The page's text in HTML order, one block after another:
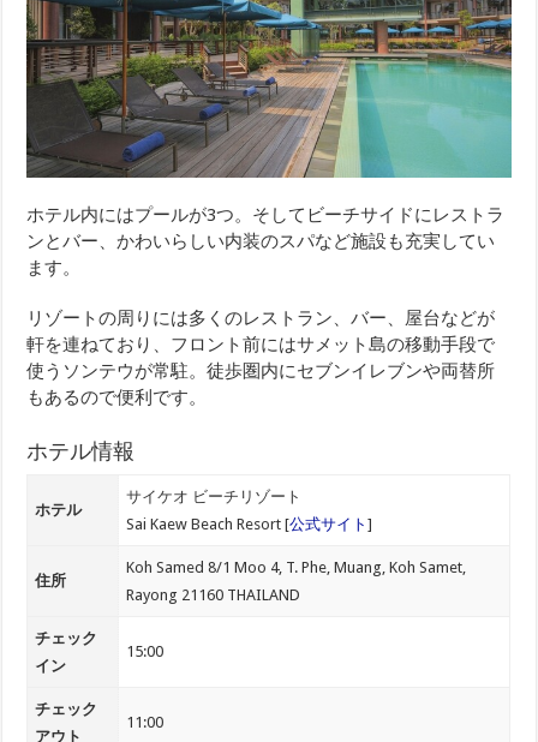
ホテル内にはプールが3つ。そしてビーチサイドにレストラ
ンとバー、かわいらしい内装のスパなど施設も充実してい
ます。
リゾートの周りには多くのレストラン、バー、屋台などが
軒を連ねており、フロント前にはサメット島の移動手段で
使うソンテウが常駐。徒歩圏内にセブンイレブンや両替所
もあるので便利です。
ホテル情報
ホテル
サイケオ ビーチリゾート
Sai Kaew Beach Resort [公式サイト]
住所
Koh Samed 8/1 Moo 4, T. Phe, Muang, Koh Samet,
Rayong 21160 THAILAND
チェック
イン
15:00
チェック
アウト
11:00